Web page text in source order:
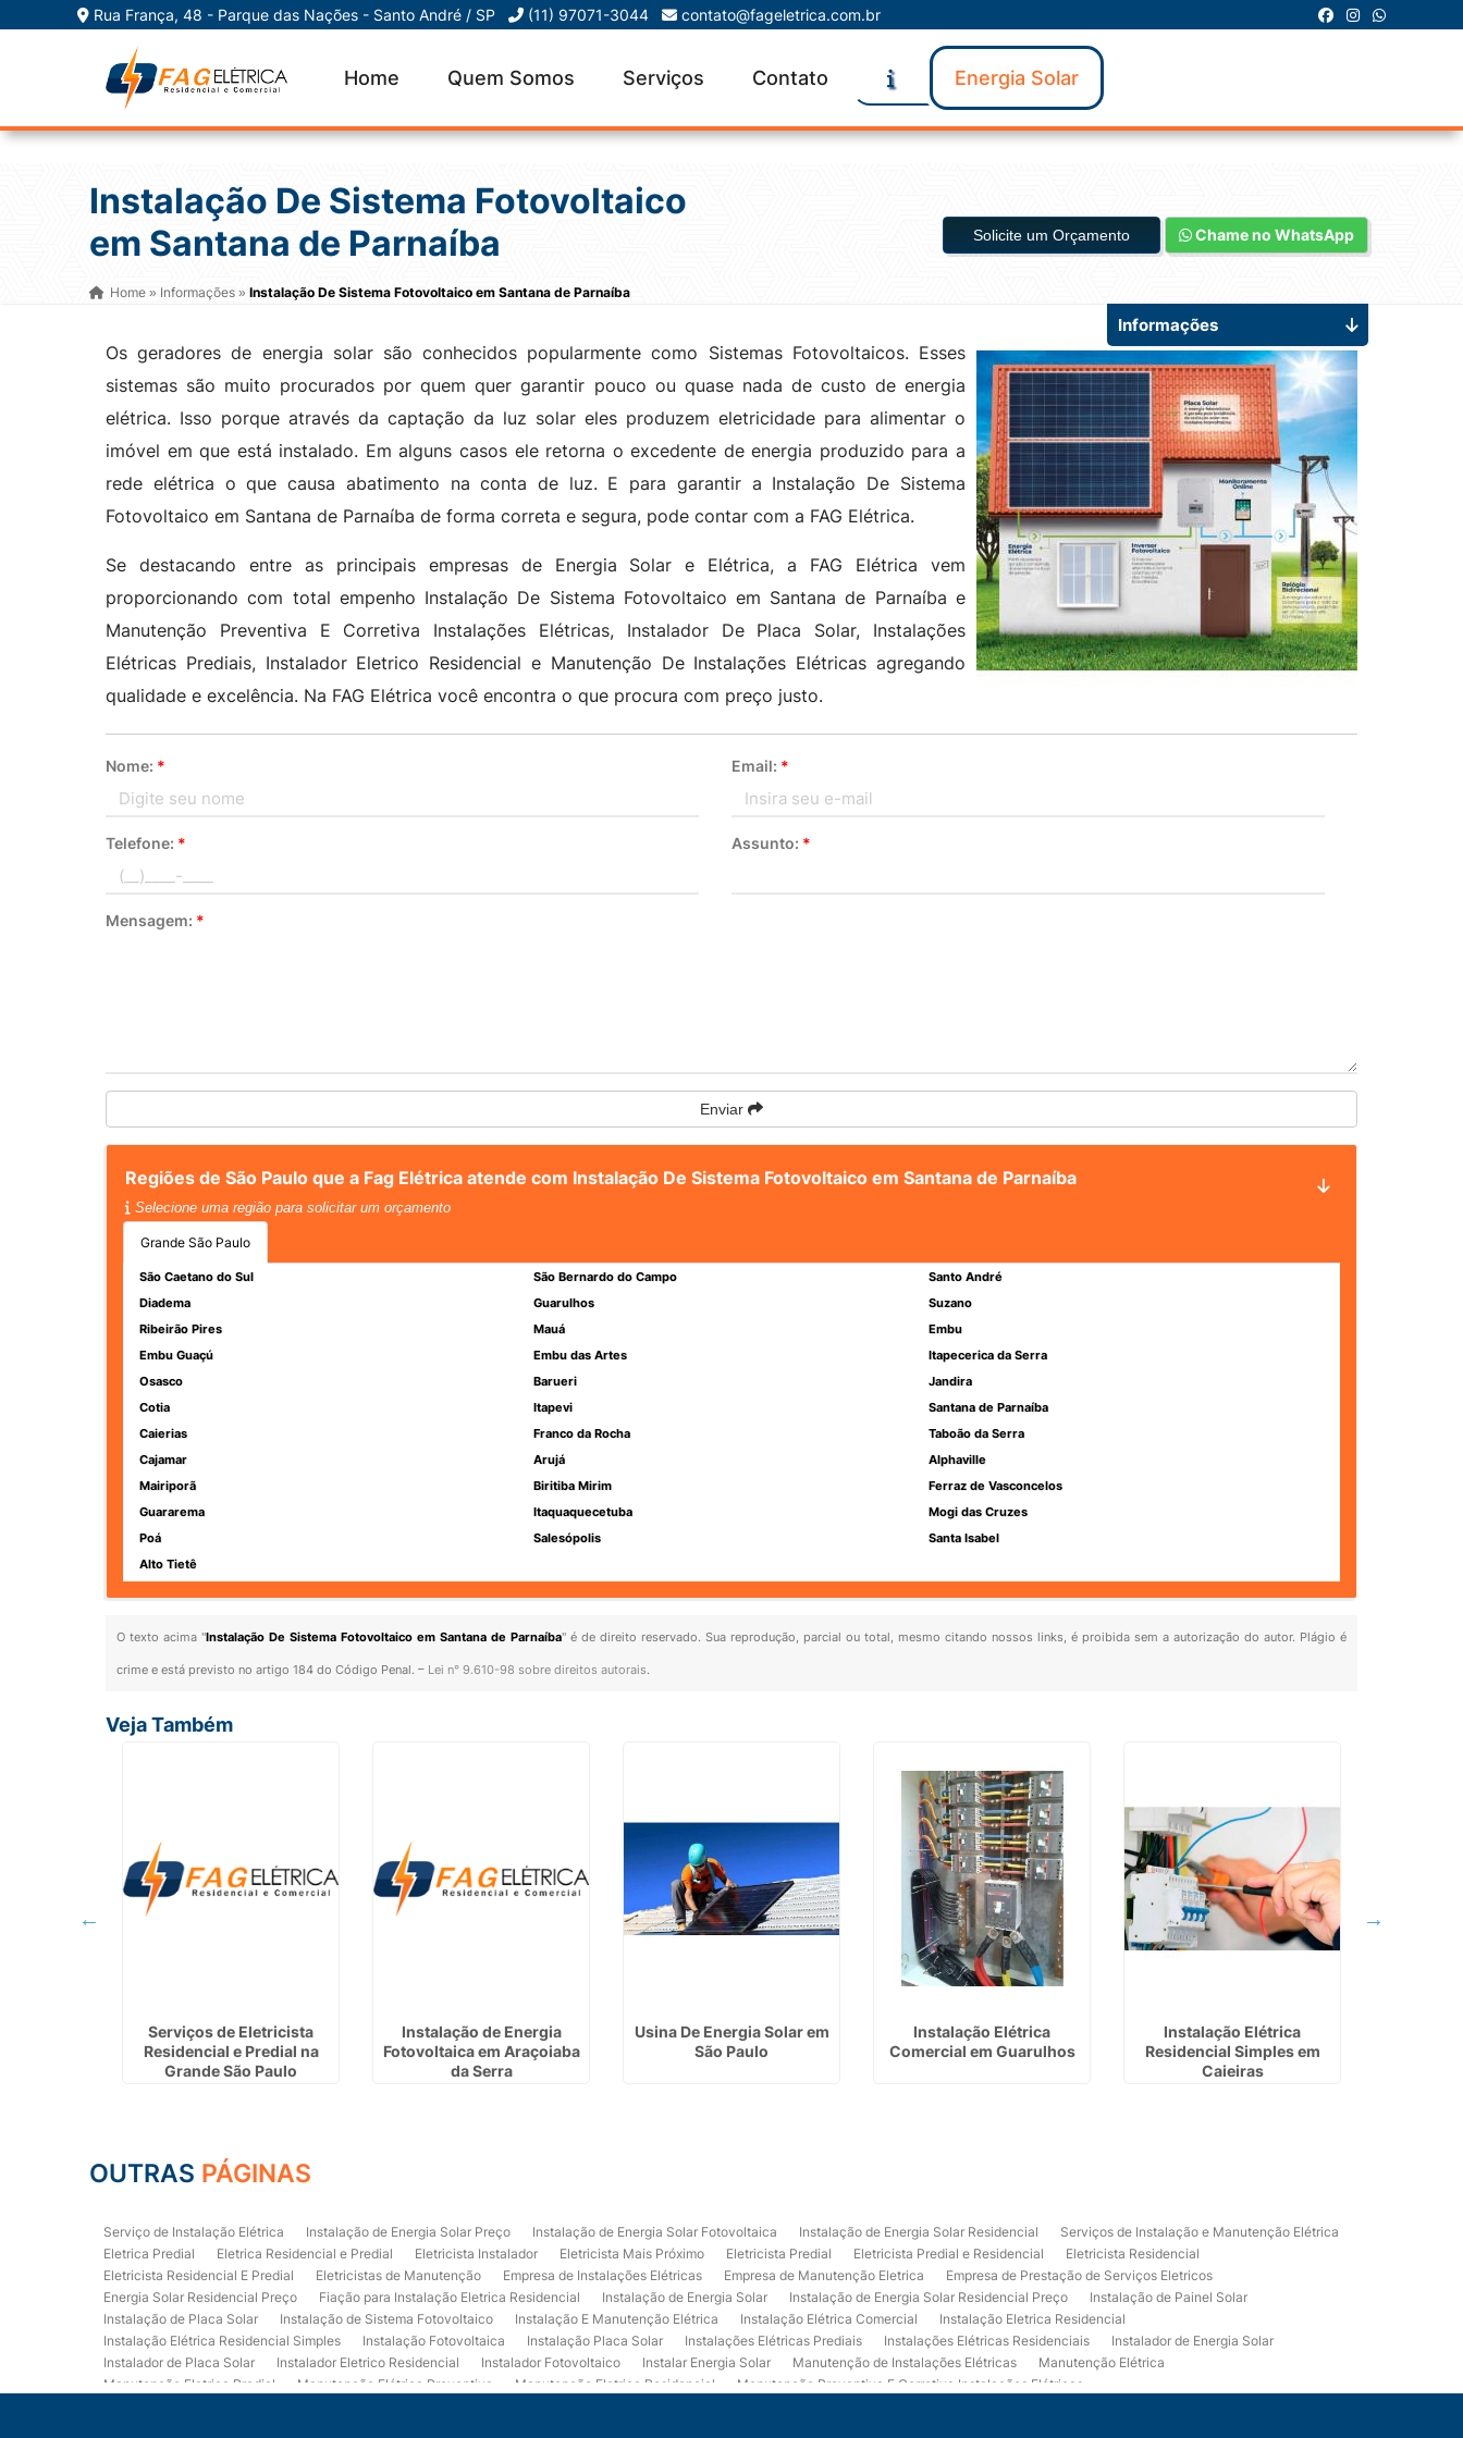
Rua França, 48 - Parque das Nações - Santo André / SP (11) 97071-3044 contato@fageletrica.com.br
Home Quem Somos Serviços Contato Energia Solar
Instalação De Sistema Fotovoltaico
em Santana de Parnaíba
Home » Informações » Instalação De Sistema Fotovoltaico em Santana de Parnaíba
Solicite um Orçamento Chame no WhatsApp
Os geradores de energia solar são conhecidos popularmente como Sistemas Fotovoltaicos. Esses
sistemas são muito procurados por quem quer garantir pouco ou quase nada de custo de energia
elétrica. Isso porque através da captação da luz solar eles produzem eletricidade para alimentar o
imóvel em que está instalado. Em alguns casos ele retorna o excedente de energia produzido para a
rede elétrica o que causa abatimento na conta de luz. E para garantir a Instalação De Sistema
Fotovoltaico em Santana de Parnaíba de forma correta e segura, pode contar com a FAG Elétrica.
Se destacando entre as principais empresas de Energia Solar e Elétrica, a FAG Elétrica vem
proporcionando com total empenho Instalação De Sistema Fotovoltaico em Santana de Parnaíba e
Manutenção Preventiva E Corretiva Instalações Elétricas, Instalador De Placa Solar, Instalações
Elétricas Prediais, Instalador Eletrico Residencial e Manutenção De Instalações Elétricas agregando
qualidade e excelência. Na FAG Elétrica você encontra o que procura com preço justo.
Nome: * Email: *
Telefone: * Assunto: *
Mensagem: *
Enviar
Regiões de São Paulo que a Fag Elétrica atende com Instalação De Sistema Fotovoltaico em Santana de Parnaíba
Selecione uma região para solicitar um orçamento
Grande São Paulo
São Caetano do Sul São Bernardo do Campo
Santo André
Diadema
Guarulhos
Suzano
Ribeirão Pires
Mauá
Embu
Embu Guaçú
Embu das Artes
Itapecerica da Serra
Osasco
Barueri
Jandira
Cotia
Itapevi
Santana de Parnaíba
Caierias
Franco da Rocha
Taboão da Serra
Cajamar
Arujá
Alphaville
Mairiporã
Biritiba Mirim
Ferraz de Vasconcelos
Guararema
Itaquaquecetuba
Mogi das Cruzes
Poá
Salesópolis
Santa Isabel
Alto Tietê
O texto acima "Instalação De Sistema Fotovoltaico em Santana de Parnaíba" é de direito reservado. Sua reprodução, parcial ou total, mesmo citando nossos links, é proibida sem a autorização do autor. Plágio é
crime e está previsto no artigo 184 do Código Penal. – Lei n° 9.610-98 sobre direitos autorais.
Informações
Veja Também
Serviços de Eletricista
Residencial e Predial na
Grande São Paulo
Instalação de Energia
Fotovoltaica em Araçoiaba
da Serra
Usina De Energia Solar em
São Paulo
Instalação Elétrica
Comercial em Guarulhos
Instalação Elétrica
Residencial Simples em
Caieiras
OUTRAS PÁGINAS
Serviço de Instalação Elétrica Instalação de Energia Solar Preço Instalação de Energia Solar Fotovoltaica Instalação de Energia Solar Residencial
Serviços de Instalação e Manutenção Elétrica
Eletrica Predial
Eletrica Residencial e Predial Eletricista Instalador Eletricista Mais Próximo Eletricista Predial Eletricista Predial e Residencial
Eletricista Residencial
Eletricista Residencial E Predial
Eletricistas de Manutenção Empresa de Instalações Elétricas Empresa de Manutenção Eletrica
Empresa de Prestação de Serviços Eletricos
Energia Solar Residencial Preço
Fiação para Instalação Eletrica Residencial Instalação de Energia Solar Instalação de Energia Solar Residencial Preço
Instalação de Painel Solar
Instalação de Placa Solar
Instalação de Sistema Fotovoltaico Instalação E Manutenção Elétrica Instalação Elétrica Comercial
Instalação Eletrica Residencial
Instalação Elétrica Residencial Simples
Instalação Fotovoltaica Instalação Placa Solar Instalações Elétricas Prediais Instalações Elétricas Residenciais
Instalador de Energia Solar
Instalador de Placa Solar
Instalador Eletrico Residencial Instalador Fotovoltaico Instalar Energia Solar Manutenção de Instalações Elétricas
Manutenção Elétrica
Manutenção Eletrica Predial
Manutenção Elétrica Preventiva Manutenção Eletrica Residencial
Manutenção Preventiva E Corretiva Instalações Elétricas